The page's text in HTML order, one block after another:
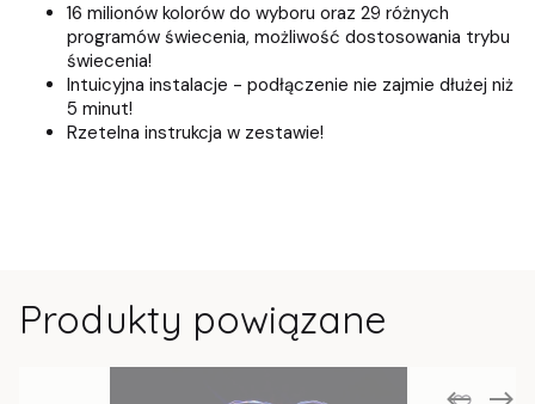
16 milionów kolorów do wyboru oraz 29 różnych
programów świecenia, możliwość dostosowania trybu
świecenia!
Intuicyjna instalacje - podłączenie nie zajmie dłużej niż
5 minut!
Rzetelna instrukcja w zestawie!
Produkty powiązane